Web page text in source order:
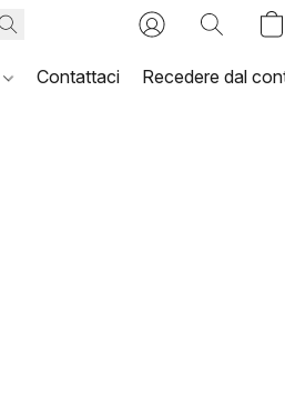
Contattaci Recedere dal